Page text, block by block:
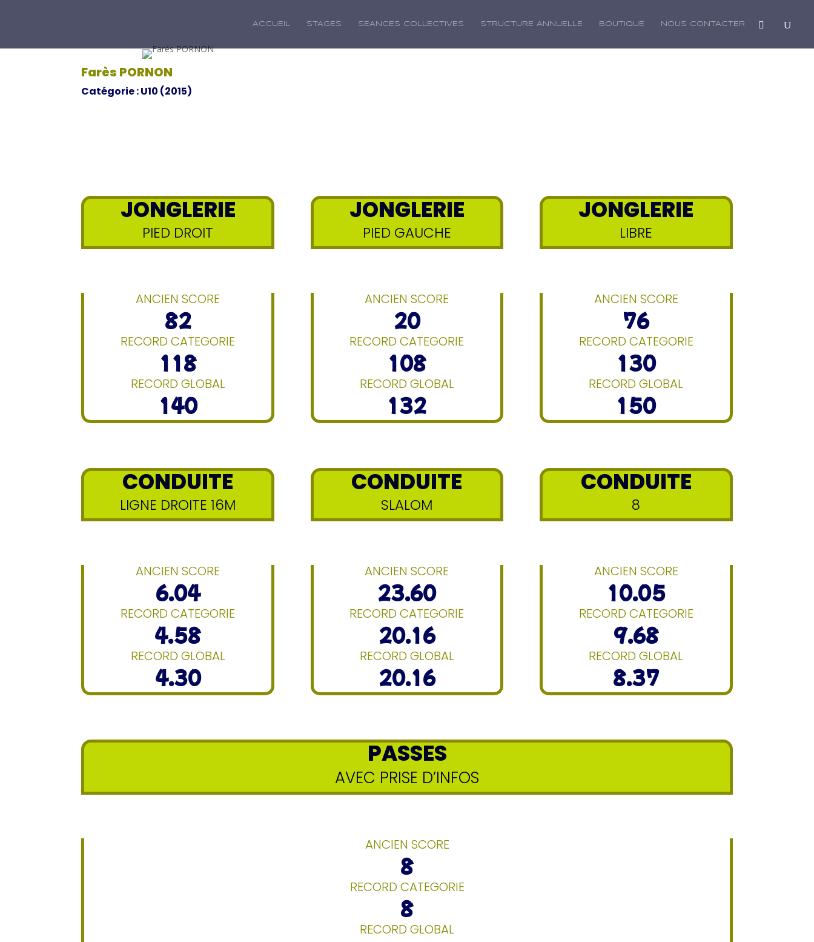
ACCUEIL STAGES SEANCES COLLECTIVES STRUCTURE ANNUELLE BOUTIQUE NOUS CONTACTER
Farès PORNON
Catégorie : U10 (2015)
JONGLERIE
PIED DROIT
ANCIEN SCORE
82
RECORD CATEGORIE
118
RECORD GLOBAL
140
JONGLERIE
PIED GAUCHE
ANCIEN SCORE
20
RECORD CATEGORIE
108
RECORD GLOBAL
132
JONGLERIE
LIBRE
ANCIEN SCORE
76
RECORD CATEGORIE
130
RECORD GLOBAL
150
CONDUITE
LIGNE DROITE 16M
ANCIEN SCORE
6.04
RECORD CATEGORIE
4.58
RECORD GLOBAL
4.30
CONDUITE
SLALOM
ANCIEN SCORE
23.60
RECORD CATEGORIE
20.16
RECORD GLOBAL
20.16
CONDUITE
8
ANCIEN SCORE
10.05
RECORD CATEGORIE
9.68
RECORD GLOBAL
8.37
PASSES
AVEC PRISE D’INFOS
ANCIEN SCORE
8
RECORD CATEGORIE
8
RECORD GLOBAL